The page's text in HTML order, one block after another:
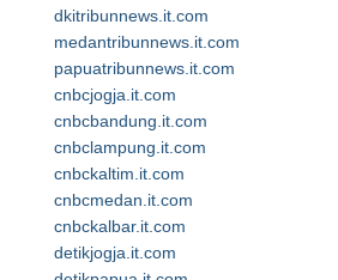
dkitribunnews.it.com
medantribunnews.it.com
papuatribunnews.it.com
cnbcjogja.it.com
cnbcbandung.it.com
cnbclampung.it.com
cnbckaltim.it.com
cnbcmedan.it.com
cnbckalbar.it.com
detikjogja.it.com